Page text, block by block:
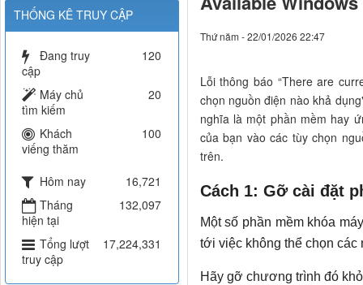
Thứ năm - 22/01/2026 22:47
Lỗi thông báo “There are
chọn nguồn điện nào khả
nghĩa là một phần mềm hay
của bạn vào các tùy chọn
trên.
Cách 1: Gỡ cài đặt
Một số phần mềm khóa
tới việc không thể chọn
Hãy gỡ chương trình đó
THỐNG KÊ TRUY CẬP
Đang truy
cập
120
Máy chủ
tìm kiếm
20
Khách
viếng thăm
100
Hôm nay
16,721
Tháng
hiện tại
132,097
Tổng lượt
truy cập
17,224,331